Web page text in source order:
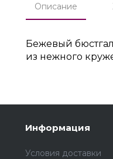
Описание
Бежевый
из нежного
Информация
Условия доставки